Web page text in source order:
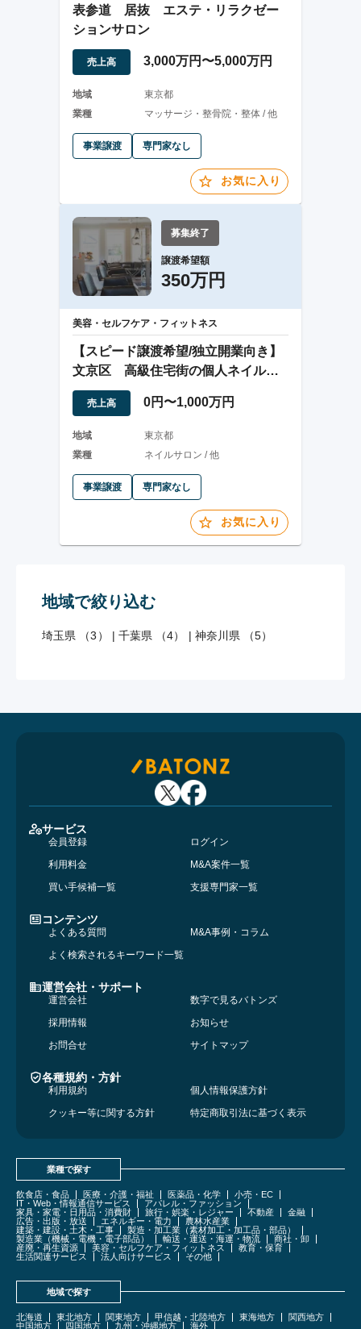
表参道 居抜 エステ・リラクゼー
ションサロン
売上高 3,000万円〜5,000万円
地域
東京都
業種
マッサージ・整骨院・整体 / 他
事業譲渡 専門家なし
お気に入り
募集終了
譲渡希望額
350万円
美容・セルフケア・フィットネス
【スピード譲渡希望/独立開業向き】
文京区 高級住宅街の個人ネイルサ
ロン
売上高 0円〜1,000万円
地域
東京都
業種
ネイルサロン / 他
事業譲渡 専門家なし
お気に入り
地域で絞り込む
埼玉県 （3） | 千葉県 （4） | 神奈川県 （5）
サービス
会員登録
ログイン
利用料金
M&A案件一覧
買い手候補一覧
支援専門家一覧
コンテンツ
よくある質問
M&A事例・コラム
よく検索されるキーワード一覧
運営会社・サポート
運営会社
数字で見るバトンズ
採用情報
お知らせ
お問合せ
サイトマップ
各種規約・方針
利用規約
個人情報保護方針
クッキー等に関する方針
特定商取引法に基づく表示
業種で探す
飲食店・食品 医療・介護・福祉 医薬品・化学
小売・EC
IT・Web・情報通信サービス
アパレル・ファッション
家具・家電・日用品・消費財
旅行・娯楽・レジャー 不動産
金融
広告・出版・放送
エネルギー・電力
農林水産業
建築・建設・土木・工事
製造・加工業（素材加工・加工品・部品）
製造業（機械・電機・電子部品）
輸送・運送・海運・物流
商社・卸
産廃・再生資源
美容・セルフケア・フィットネス
教育・保育
生活関連サービス
法人向けサービス その他
地域で探す
北海道 東北地方 関東地方 甲信越・北陸地方 東海地方
関西地方
中国地方
四国地方 九州・沖縄地方 海外